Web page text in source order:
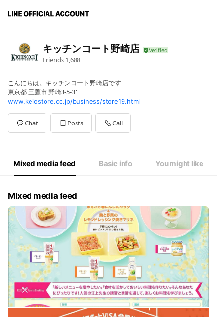
キッチンコート野崎店
Friends 1,688
こんにちは。キッチンコート野崎店です
東京都 三鷹市 野崎3-5-31
www.keiostore.co.jp/business/store19.html
Chat Posts Call
Mixed media feed Basic info You might like
Mixed media feed